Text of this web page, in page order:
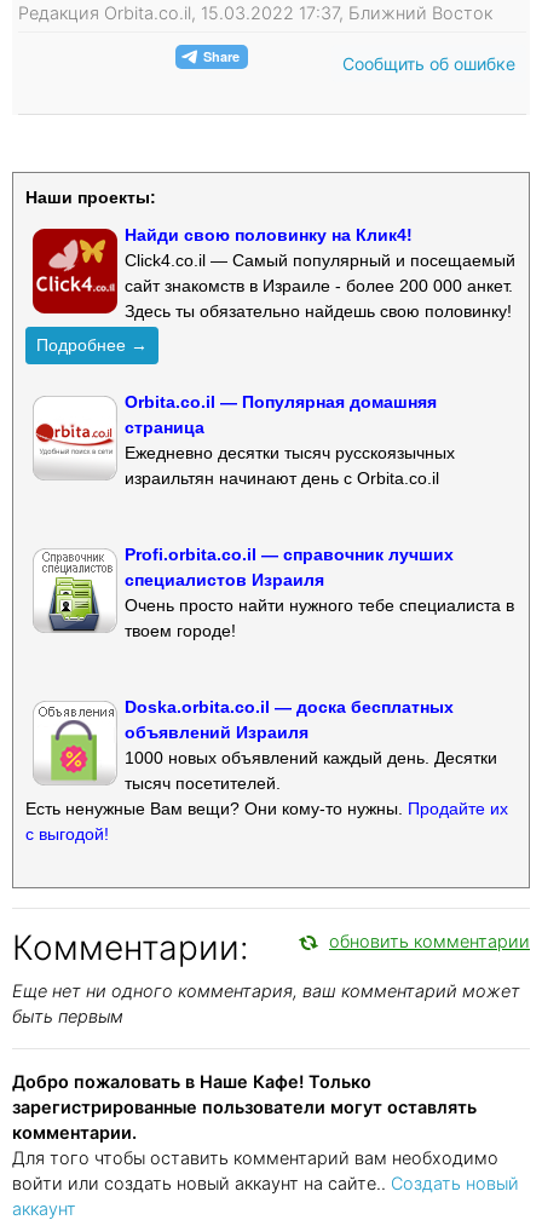
Редакция Orbita.co.il, 15.03.2022 17:37, Ближний Восток
Сообщить об ошибке
Наши проекты:
Найди свою половинку на Клик4!
Click4.co.il — Самый популярный и посещаемый
сайт знакомств в Израиле - более 200 000 анкет.
Здесь ты обязательно найдешь свою половинку!
Подробнее →
Orbita.co.il — Популярная домашняя
страница
Ежедневно десятки тысяч русскоязычных
израильтян начинают день с Orbita.co.il
Profi.orbita.co.il — справочник лучших
специалистов Израиля
Очень просто найти нужного тебе специалиста в
твоем городе!
Doska.orbita.co.il — доска бесплатных
объявлений Израиля
1000 новых объявлений каждый день. Десятки
тысяч посетителей.
Есть ненужные Вам вещи? Они кому-то нужны. Продайте их
с выгодой!
Комментарии: обновить комментарии
Еще нет ни одного комментария, ваш комментарий может
быть первым
Добро пожаловать в Наше Кафе! Только
зарегистрированные пользователи могут оставлять
комментарии.
Для того чтобы оставить комментарий вам необходимо
войти или создать новый аккаунт на сайте.. Создать новый
аккаунт